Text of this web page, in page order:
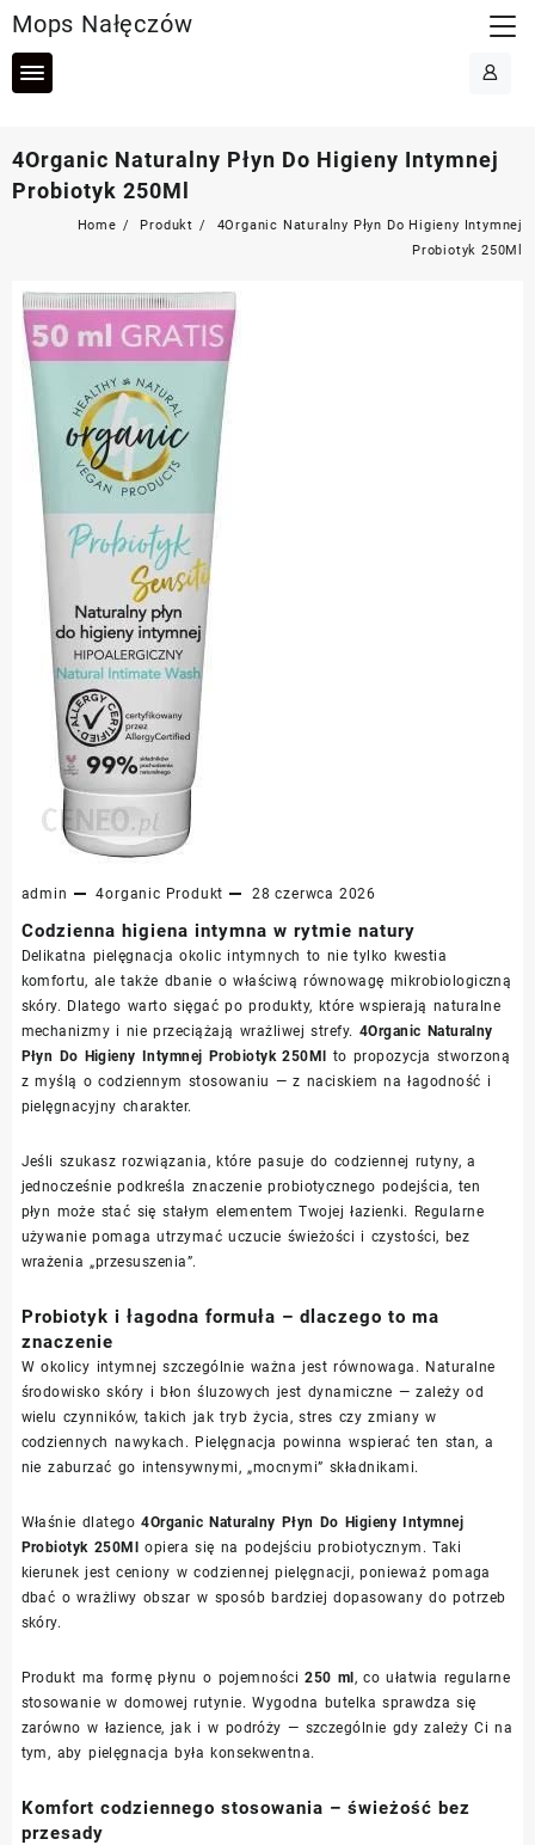
to
content
Mops Nałęczów
4Organic Naturalny Płyn Do Higieny Intymnej
Probiotyk 250Ml
Home Produkt
4Organic Naturalny Płyn Do Higieny Intymnej
Probiotyk 250Ml
admin 4organic Produkt 28 czerwca 2026
Codzienna higiena intymna w rytmie natury
Delikatna pielęgnacja okolic intymnych to nie tylko kwestia
komfortu, ale także dbanie o właściwą równowagę mikrobiologiczną
skóry. Dlatego warto sięgać po produkty, które wspierają naturalne
mechanizmy i nie przeciążają wrażliwej strefy. 4Organic Naturalny
Płyn Do Higieny Intymnej Probiotyk 250Ml to propozycja stworzoną
z myślą o codziennym stosowaniu — z naciskiem na łagodność i
pielęgnacyjny charakter.
Jeśli szukasz rozwiązania, które pasuje do codziennej rutyny, a
jednocześnie podkreśla znaczenie probiotycznego podejścia, ten
płyn może stać się stałym elementem Twojej łazienki. Regularne
używanie pomaga utrzymać uczucie świeżości i czystości, bez
wrażenia „przesuszenia”.
Probiotyk i łagodna formuła – dlaczego to ma
znaczenie
W okolicy intymnej szczególnie ważna jest równowaga. Naturalne
środowisko skóry i błon śluzowych jest dynamiczne — zależy od
wielu czynników, takich jak tryb życia, stres czy zmiany w
codziennych nawykach. Pielęgnacja powinna wspierać ten stan, a
nie zaburzać go intensywnymi, „mocnymi” składnikami.
Właśnie dlatego4Organic Naturalny Płyn Do Higieny Intymnej
Probiotyk 250Ml opiera się na podejściu probiotycznym. Taki
kierunek jest ceniony w codziennej pielęgnacji, ponieważ pomaga
dbać o wrażliwy obszar w sposób bardziej dopasowany do potrzeb
skóry.
Produkt ma formę płynu o pojemności250 ml, co ułatwia regularne
stosowanie w domowej rutynie. Wygodna butelka sprawdza się
zarówno w łazience, jak i w podróży — szczególnie gdy zależy Ci na
tym, aby pielęgnacja była konsekwentna.
Komfort codziennego stosowania – świeżość bez
przesady